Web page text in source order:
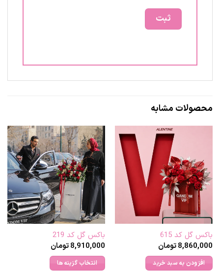
محصولات مشابه
باکس گل کد 615
8,860,000تومان
افزودن به سبد خرید
باکس گل کد 219
8,910,000تومان
انتخاب گزینه ها